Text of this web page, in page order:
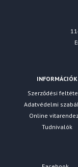
INFORMÁCIÓK
Szerződési
Adatvédelmi
Online
Tudnivalók